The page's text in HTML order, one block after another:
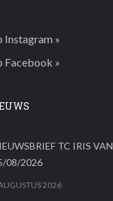
Instagram »
Facebook »
TC IRIS VAN
08/2026
2026